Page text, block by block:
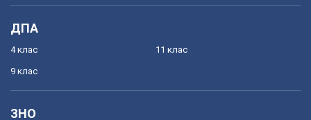
ДПА
4 клас
9 клас
11 клас
ЗНО